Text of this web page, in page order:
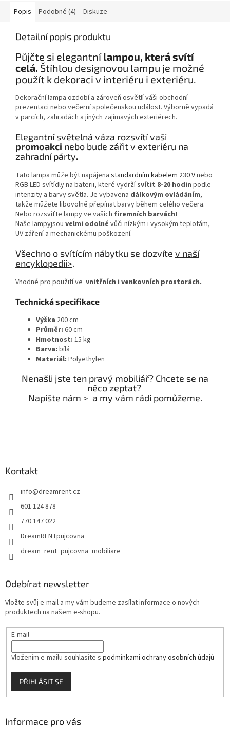
Popis Podobné (4) Diskuze
Detailní popis produktu
Půjčte si elegantnílampou, která svítí
celá. Štíhlou designovou lampu je možné
použít k dekoraci v interiéru i exteriéru.
Dekorační lampa ozdobí a zároveň osvětlí váši obchodní
prezentaci nebo večerní společenskou událost. Výborně vypadá
v parcích, zahradách a jiných zajímavých exteriérech.
Elegantní světelná váza rozsvítí vaši
promoakci nebo bude zářit v exteriéru na
zahradní párty.
Tato lampa může být napájena standardním kabelem 230 Vnebo
RGB LED svítídly na baterii, které vydržísvítit 8-20 hodin podle
intenzity a barvy světla. Je vybavena dálkovým ovládáním,
takže můžete libovolně přepínat barvy během celého večera.
Nebo rozsviťte lampy ve vašich firemních barvách!
Naše lampyjsou velmi odolné vůči nízkým i vysokým teplotám,
UV záření a mechanickému poškození.
Všechno o svítícím nábytku se dozvíte v naší
encyklopedii>.
Vhodné pro použití ve vnitřních i venkovních prostorách.
Technická specifikace
Výška 200 cm
Průměr: 60 cm
Hmotnost: 15 kg
Barva: bílá
Materiál: Polyethylen
Nenašli jste ten pravý mobiliář? Chcete se na
něco zeptat?
Napište nám > a my vám rádi pomůžeme.
Kontakt
info@dreamrent.cz
601 124 878
770 147 022
DreamRENTpujcovna
dream_rent_pujcovna_mobiliare
Odebírat newsletter
Vložte svůj e-mail a my vám budeme zasílat informace o nových
produktech na našem e-shopu.
E-mail
Vložením e-mailu souhlasíte s podmínkami ochrany osobních údajů
PŘIHLÁSIT SE
Informace pro vás